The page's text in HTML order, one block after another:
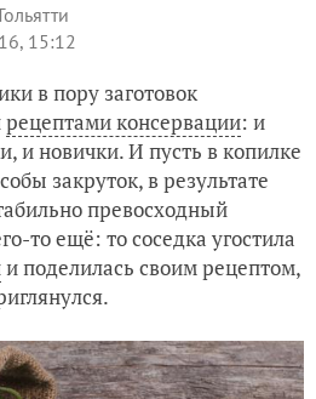
15:12
в пору заготовок
рецептами консервации: и
и новички. И пусть в копилке
закруток, в результате
превосходный
то ещё: то соседка угостила
и поделилась своим рецептом,